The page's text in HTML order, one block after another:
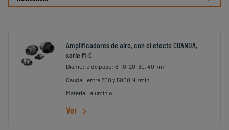
ordenamiento
Amplificadores de aire, con el efecto COANDA,
serie M-C
Diámetro de paso: 6, 10, 20, 30, 40 mm
Caudal: entre 200 y 5000 Nl/min
Material: aluminio
Ver